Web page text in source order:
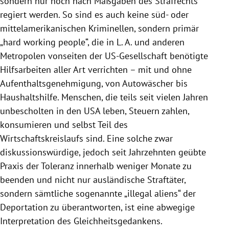
regiert werden. So sind es auch keine süd- oder
mittelamerikanischen Kriminellen, sondern primär
„hard working people“, die in L. A. und anderen
Metropolen vonseiten der US-Gesellschaft benötigte
Hilfsarbeiten aller Art verrichten – mit und ohne
Aufenthaltsgenehmigung, von Autowäscher bis
Haushaltshilfe. Menschen, die teils seit vielen Jahren
unbescholten in den USA leben, Steuern zahlen,
konsumieren und selbst Teil des
Wirtschaftskreislaufs sind. Eine solche zwar
diskussionswürdige, jedoch seit Jahrzehnten geübte
Praxis der Toleranz innerhalb weniger Monate zu
beenden und nicht nur ausländische Straftäter,
sondern sämtliche sogenannte „illegal aliens“ der
Deportation zu überantworten, ist eine abwegige
Interpretation des Gleichheitsgedankens.